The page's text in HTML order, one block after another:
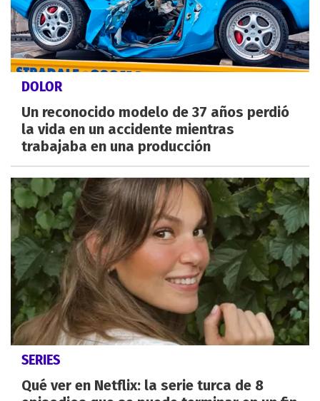
DOLOR
Un reconocido modelo de 37 años perdió
la vida en un accidente mientras
trabajaba en una producción
SERIES
Qué ver en Netflix: la serie turca de 8